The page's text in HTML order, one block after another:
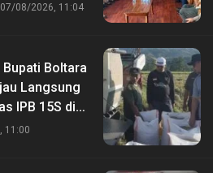
07/08/2026, 11:04
Boltara
Langsung
IPB 15S di
11:00